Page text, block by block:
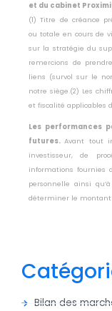
et du cabinet
(1) Titre de créance
ou totale en cours de
sur la stratégie du
remercions de
liens (survol sur le
notre siège.(2) Les
et fiscalité applicables
Les performances
futures.Avant tout
investisseur, de
informations fournies
personnelle ainsi
déterminer le montant
Bilan des